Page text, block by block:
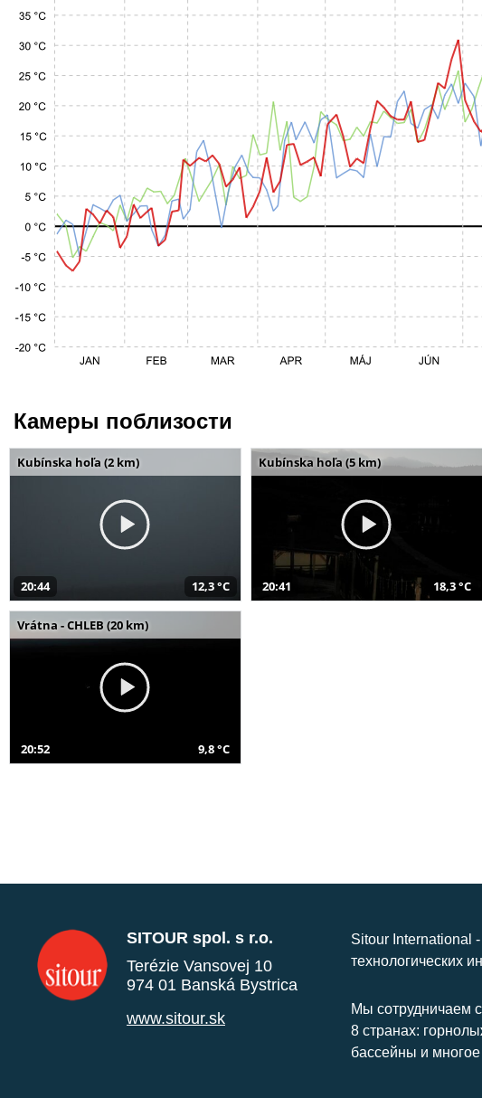
Камеры поблизости
Kubínska hoľa (2 km)
20:44 12,3 °C
Kubínska hoľa (5 km)
20:41 18,3 °C
Vrátna - CHLEB (20 km)
20:52 9,8 °C
SITOUR spol. s r.o.
Terézie Vansovej 10
974 01 Banská Bystrica
www.sitour.sk
Sitour International
технологических
Мы сотрудничаем
8 странах:
бассейны и многое